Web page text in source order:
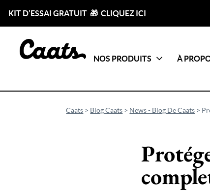
KIT D’ESSAI GRATUIT 🎁 CLIQUEZ ICI
NOS PRODUITS
CatégoriesTout voir
À
Caats > Blog Caats > News - Blog De Caats >